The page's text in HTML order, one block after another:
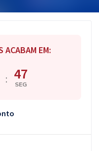
ACABAM EM:
: 46
SEG